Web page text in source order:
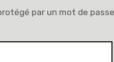
par un mot de